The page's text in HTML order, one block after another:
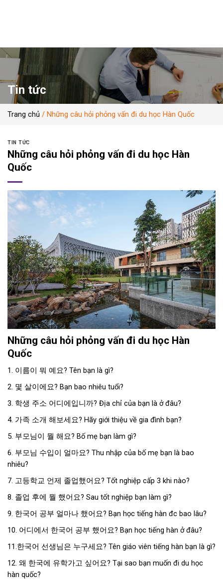
Tin tức
Trang chủ / Những câu hỏi phỏng vấn đi du học Hàn Quốc
TIN TỨC
Những câu hỏi phỏng vấn đi du học Hàn
Quốc
Những câu hỏi phỏng vấn đi du học Hàn
Quốc
1. 이름이 뭐 예요? Tên bạn là gì?
2. 몇 살이에요? Bạn bao nhiêu tuổi?
3. 학생 주소 어디에입니까? Địa chỉ của bạn là ở đâu?
4. 가족 소개 해보세요? Hãy giới thiệu về gia đình bạn?
5. 부모님이 뭘 해요? Bố mẹ bạn làm gì?
6. 부모님 수입이 얼마요? Thu nhập của bố mẹ bạn là bao
nhiêu?
7. 고등학교 언제 졸업했어요? Tốt nghiệp cấp 3 khi nào?
8. 졸업 후에 뭘 했어요? Sau tốt nghiệp bạn làm gì?
9. 한국어 공부 얼마나 했어요? Bạn học tiếng hàn đc bao lâu?
10. 어디에서 한국어 공부 했어요? Bạn học tiếng hàn ở đâu?
11.한국어 선생님은 누구세요? Tên giáo viên tiếng hàn bạn là gì?
12. 왜 한국에 유학가고 싶어요? Tại sao bạn muốn đi du học
hàn quốc?